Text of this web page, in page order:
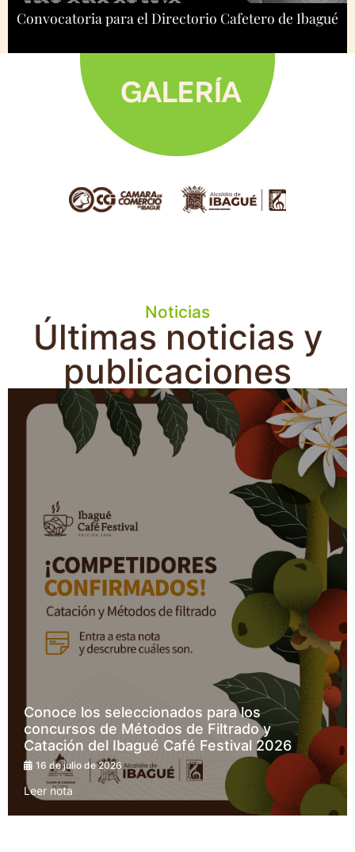
Convocatoria para el Directorio Cafetero de Ibagué
Cierre: 10/12/2024
Noticias
Últimas noticias y
publicaciones
Conoce los seleccionados para los
concursos de Métodos de Filtrado y
Catación del Ibagué Café Festival 2026
16 de julio de 2026
Leer nota